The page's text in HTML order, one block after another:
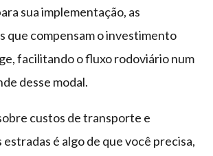
sua implementação, as
que compensam o investimento
facilitando o fluxo rodoviário num
desse modal.
custos de transporte e
estradas é algo de que você precisa,